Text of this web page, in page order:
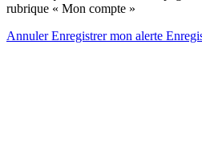
rubrique « Mon compte »
AnnulerEnregistrer mon alerte